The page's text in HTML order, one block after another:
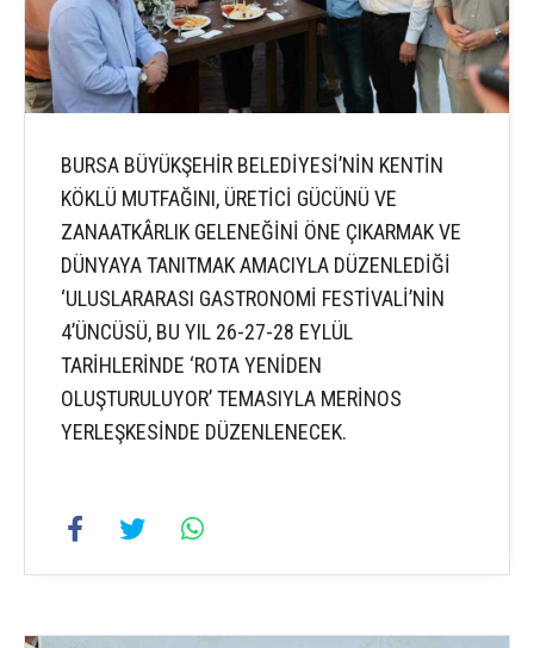
BURSA BÜYÜKŞEHİR BELEDİYESİ’NİN KENTİN
KÖKLÜ MUTFAĞINI, ÜRETİCİ GÜCÜNÜ VE
ZANAATKÂRLIK GELENEĞİNİ ÖNE ÇIKARMAK VE
DÜNYAYA TANITMAK AMACIYLA DÜZENLEDİĞİ
‘ULUSLARARASI GASTRONOMİ FESTİVALİ’NİN
4’ÜNCÜSÜ, BU YIL 26-27-28 EYLÜL
TARİHLERİNDE ‘ROTA YENİDEN
OLUŞTURULUYOR’ TEMASIYLA MERİNOS
YERLEŞKESİNDE DÜZENLENECEK.